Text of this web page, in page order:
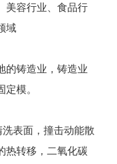
美容行业、食品行
域
铸造业，铸造业
模。
表面，撞击动能散
热转移，二氧化碳